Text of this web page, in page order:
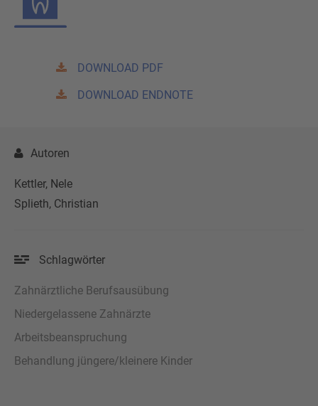
DOWNLOAD PDF
DOWNLOAD ENDNOTE
Autoren
Kettler, Nele
Splieth, Christian
Schlagwörter
Zahnärztliche Berufsausübung
Niedergelassene Zahnärzte
Arbeitsbeanspruchung
Behandlung jüngere/kleinere Kinder